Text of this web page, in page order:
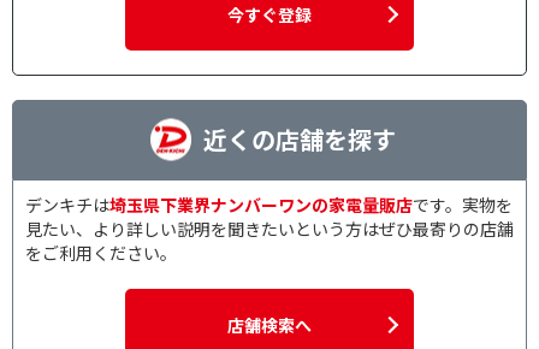
今すぐ登録
近くの店舗を探す
デンキチは埼玉県下業界ナンバーワンの家電量販店です。実物を
見たい、より詳しい説明を聞きたいという方はぜひ最寄りの店舗
をご利用ください。
店舗検索へ